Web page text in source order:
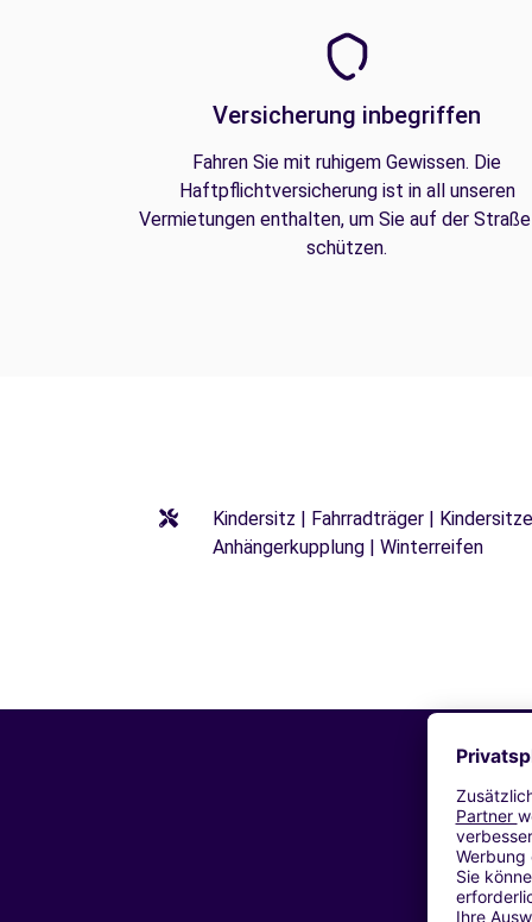
Versicherung inbegriffen
Fahren Sie mit ruhigem Gewissen. Die
Haftpflichtversicherung ist in all unseren
Vermietungen enthalten, um Sie auf der
schützen.
Kindersitz | Fahrradträger |
Anhängerkupplung | Winterreifen